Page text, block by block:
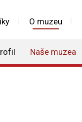
O muzeu
Naše muzea